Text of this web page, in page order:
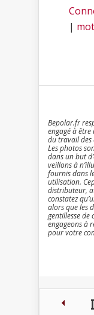
|
Bepolar.fr
engagé à
du travail des
Les photos
dans un but
veillons à
fournis dans
utilisation.
distributeur,
constatez
alors que les
gentillesse de
engageons à
pour votre